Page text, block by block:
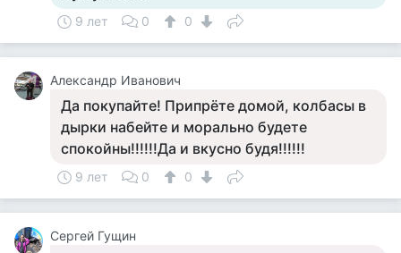
9 лет 0 0
Александр Иванович
Да покупайте! Припрёте домой, колбасы в
дырки набейте и морально будете
спокойны!!!!!!Да и вкусно будя!!!!!!
9 лет 0 0
Сергей Гущин